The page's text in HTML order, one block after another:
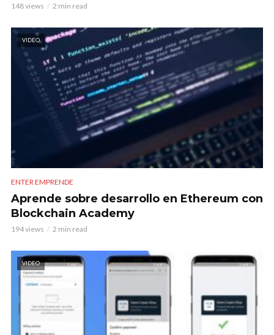
148 views 2 min read
VIDEO
ENTER EMPRENDE
Aprende sobre desarrollo en Ethereum con
Blockchain Academy
194 views 2 min read
VIDEO